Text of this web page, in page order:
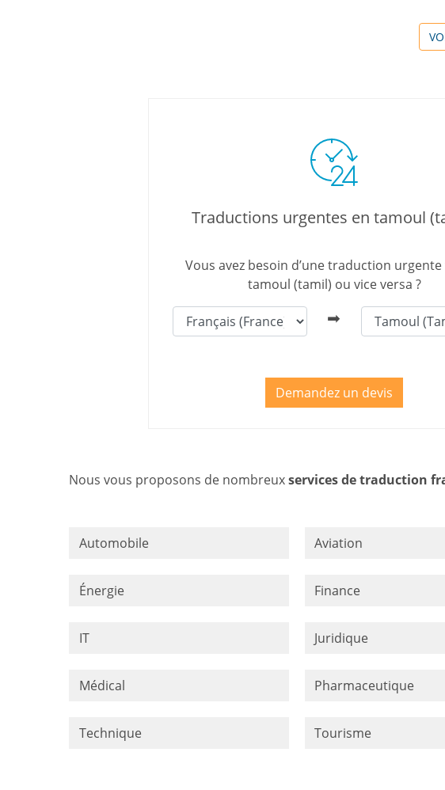
Traductions urgentes en tamoul
Vous avez besoin d’une traduction urgente
tamoul (tamil) ou vice versa ?
Demandez un devis
Nous vous proposons de nombreuxservices de traduction
Automobile Aviation
Énergie Finance
IT Juridique
Médical Pharmaceutique
Technique Tourisme